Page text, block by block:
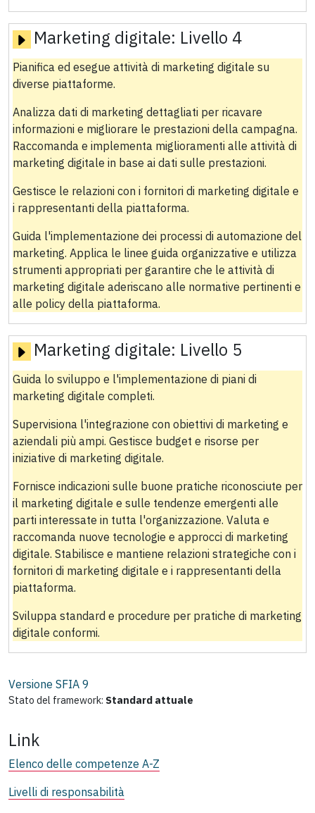
Marketing digitale: Livello 4
Pianifica ed esegue attività di marketing digitale su
diverse piattaforme.
Analizza dati di marketing dettagliati per ricavare
informazioni e migliorare le prestazioni della campagna.
Raccomanda e implementa miglioramenti alle attività di
marketing digitale in base ai dati sulle prestazioni.
Gestisce le relazioni con i fornitori di marketing digitale e
i rappresentanti della piattaforma.
Guida l'implementazione dei processi di automazione del
marketing. Applica le linee guida organizzative e utilizza
strumenti appropriati per garantire che le attività di
marketing digitale aderiscano alle normative pertinenti e
alle policy della piattaforma.
Marketing digitale: Livello 5
Guida lo sviluppo e l'implementazione di piani di
marketing digitale completi.
Supervisiona l'integrazione con obiettivi di marketing e
aziendali più ampi. Gestisce budget e risorse per
iniziative di marketing digitale.
Fornisce indicazioni sulle buone pratiche riconosciute per
il marketing digitale e sulle tendenze emergenti alle
parti interessate in tutta l'organizzazione. Valuta e
raccomanda nuove tecnologie e approcci di marketing
digitale. Stabilisce e mantiene relazioni strategiche con i
fornitori di marketing digitale e i rappresentanti della
piattaforma.
Sviluppa standard e procedure per pratiche di marketing
digitale conformi.
Versione SFIA 9
Stato del framework: Standard attuale
Link
Elenco delle competenze A-Z
Livelli di responsabilità